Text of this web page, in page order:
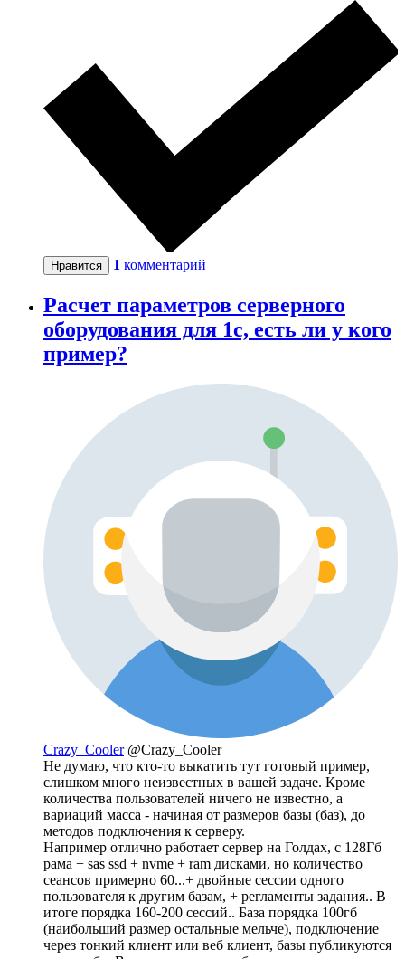
Нравится 1 комментарий
Расчет параметров серверного
оборудования для 1с, есть ли у кого
пример?
Crazy_Cooler @Crazy_Cooler
Не думаю, что кто-то выкатить тут готовый пример,
слишком много неизвестных в вашей задаче. Кроме
количества пользователей ничего не известно, а
вариаций масса - начиная от размеров базы (баз), до
методов подключения к серверу.
Например отлично работает сервер на Голдах, с 128Гб
рама + sas ssd + nvme + ram дисками, но количество
сеансов примерно 60...+ двойные сессии одного
пользователя к другим базам, + регламенты задания.. В
итоге порядка 160-200 сессий.. База порядка 100гб
(наибольший размер остальные мельче), подключение
через тонкий клиент или веб клиент, базы публикуются